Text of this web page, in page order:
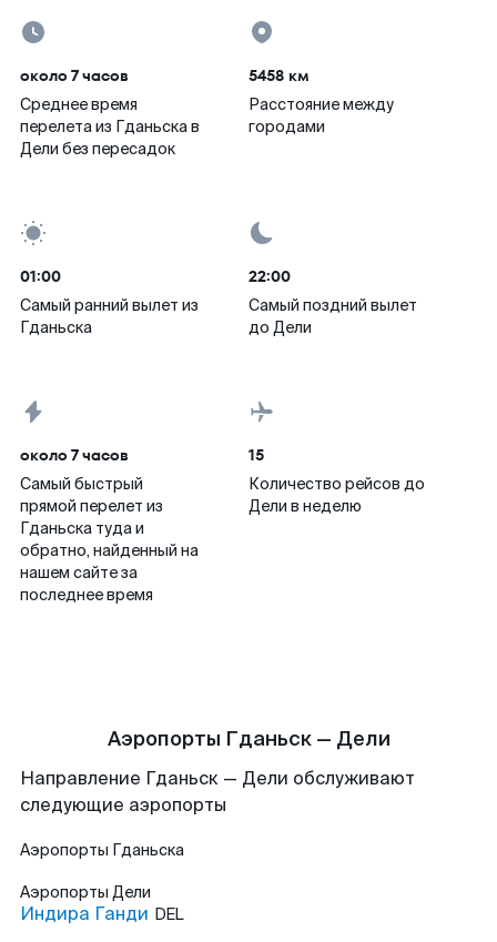
около 7 часов
Среднее время
перелета из Гданьска в
Дели без пересадок
5458 км
Расстояние между
городами
01:00
Самый ранний вылет из
Гданьска
22:00
Самый поздний вылет
до Дели
около 7 часов
Самый быстрый
прямой перелет из
Гданьска туда и
обратно, найденный на
нашем сайте за
последнее время
15
Количество рейсов до
Дели в неделю
Аэропорты Гданьск — Дели
Направление Гданьск — Дели обслуживают
следующие аэропорты
Аэропорты Гданьска
Аэропорты Дели
Индира Ганди DEL